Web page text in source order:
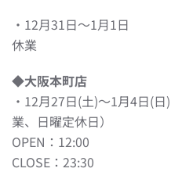
・12月31日〜1月1日
休業
◆大阪本町店
・12月27日(土)～1月4日(
業、日曜定休日）
OPEN：12:00
CLOSE：23:30